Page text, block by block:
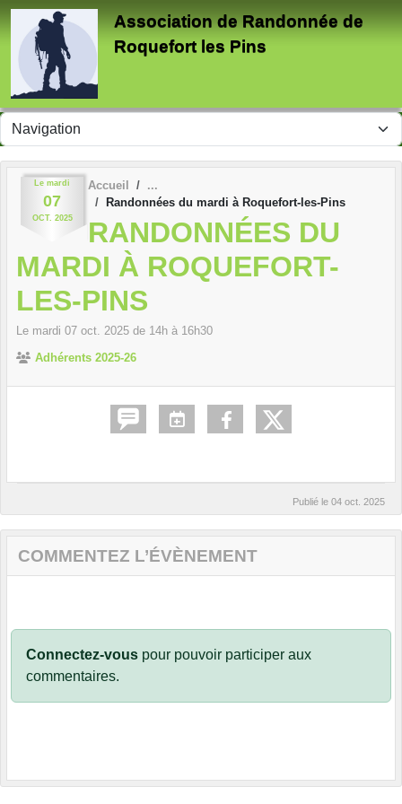
Association de Randonnée de
Roquefort les Pins
Le mardi
07
OCT. 2025
Accueil
Randonnées du mardi à Roquefort-les-Pins
RANDONNÉES DU
MARDI À ROQUEFORT-
LES-PINS
Le mardi 07 oct. 2025 de 14h à 16h30
Adhérents 2025-26
Publié le 04 oct. 2025
COMMENTEZ L’ÉVÈNEMENT
Connectez-vous pour pouvoir participer aux
commentaires.
Panneau de gestion des cookies